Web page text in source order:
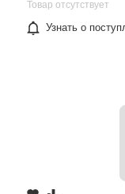
Товар отсутствует
Узнать о